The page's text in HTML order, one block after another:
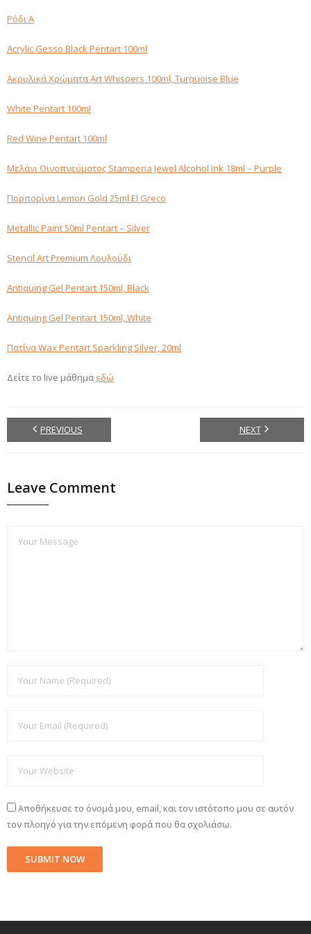
Ρόδι Α
Acrylic Gesso Black Pentart 100ml
Ακρυλικά Χρώματα Art Whispers 100ml, Turquoise Blue
White Pentart 100ml
Red Wine Pentart 100ml
Μελάνι Οινοπνεύματος Stamperia Jewel Alcohol Ink 18ml – Purple
Πορπορίνα Lemon Gold 25ml El Greco
Metallic Paint 50ml Pentart – Silver
Stencil Art Premium Λουλούδι
Antiquing Gel Pentart 150ml, Black
Antiquing Gel Pentart 150ml, White
Πατίνα Wax Pentart Sparkling Silver, 20ml
Δείτε το live μάθημα εδώ
PREVIOUS NEXT
Leave Comment
Αποθήκευσε το όνομά μου, email, και τον ιστότοπο μου σε αυτόν
τον πλοηγό για την επόμενη φορά που θα σχολιάσω.